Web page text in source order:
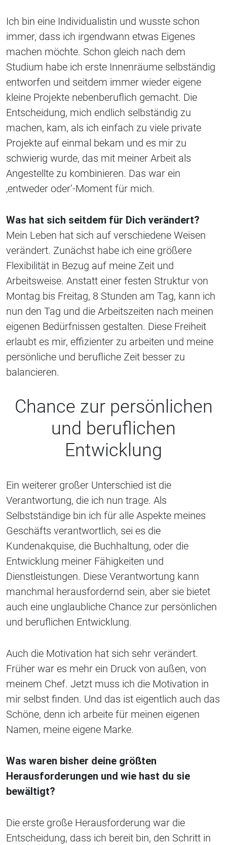
Ich bin eine Individualistin und wusste schon
immer, dass ich irgendwann etwas Eigenes
machen möchte. Schon gleich nach dem
Studium habe ich erste Innenräume selbständig
entworfen und seitdem immer wieder eigene
kleine Projekte nebenberuflich gemacht. Die
Entscheidung, mich endlich selbständig zu
machen, kam, als ich einfach zu viele private
Projekte auf einmal bekam und es mir zu
schwierig wurde, das mit meiner Arbeit als
Angestellte zu kombinieren. Das war ein
‚entweder oder‘-Moment für mich.
Was hat sich seitdem für Dich verändert?
Mein Leben hat sich auf verschiedene Weisen
verändert. Zunächst habe ich eine größere
Flexibilität in Bezug auf meine Zeit und
Arbeitsweise. Anstatt einer festen Struktur von
Montag bis Freitag, 8 Stunden am Tag, kann ich
nun den Tag und die Arbeitszeiten nach meinen
eigenen Bedürfnissen gestalten. Diese Freiheit
erlaubt es mir, effizienter zu arbeiten und meine
persönliche und berufliche Zeit besser zu
balancieren.
Chance zur persönlichen
und beruflichen
Entwicklung
Ein weiterer großer Unterschied ist die
Verantwortung, die ich nun trage. Als
Selbstständige bin ich für alle Aspekte meines
Geschäfts verantwortlich, sei es die
Kundenakquise, die Buchhaltung, oder die
Entwicklung meiner Fähigkeiten und
Dienstleistungen. Diese Verantwortung kann
manchmal herausfordernd sein, aber sie bietet
auch eine unglaubliche Chance zur persönlichen
und beruflichen Entwicklung.
Auch die Motivation hat sich sehr verändert.
Früher war es mehr ein Druck von außen, von
meinem Chef. Jetzt muss ich die Motivation in
mir selbst finden. Und das ist eigentlich auch das
Schöne, denn ich arbeite für meinen eigenen
Namen, meine eigene Marke.
Was waren bisher deine größten
Herausforderungen und wie hast du sie
bewältigt?
Die erste große Herausforderung war die
Entscheidung, dass ich bereit bin, den Schritt in